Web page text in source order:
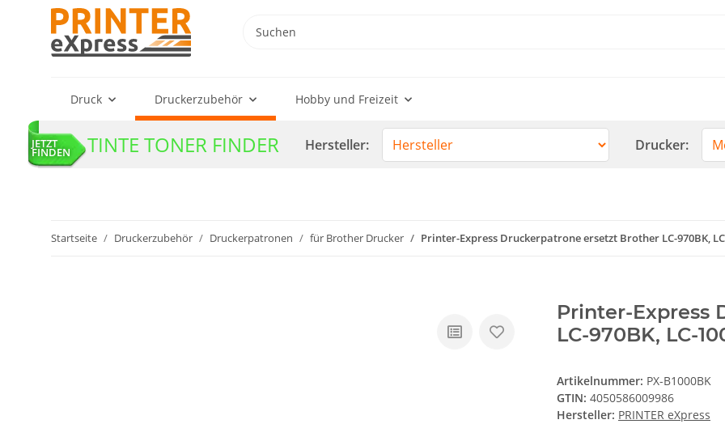
Druck Druckerzubehör Hobby und Freizeit
JETZT
FINDEN TINTE TONER FINDER Hersteller: Drucker:
Startseite Druckerzubehör Druckerpatronen für Brother Drucker Printer-Express Druckerpatrone ersetzt Brother LC-970BK,
Printer-Express
LC-970BK, LC-
Artikelnummer: PX-B1000BK
GTIN: 4050586009986
Hersteller: PRINTER eXpress